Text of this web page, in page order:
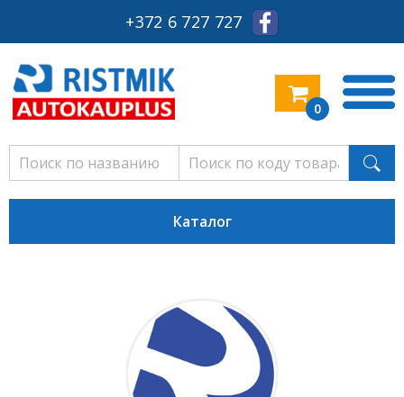
+372 6 727 727
0
Каталог